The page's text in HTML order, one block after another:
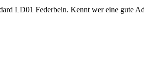
LD01 Federbein. Kennt wer eine gute